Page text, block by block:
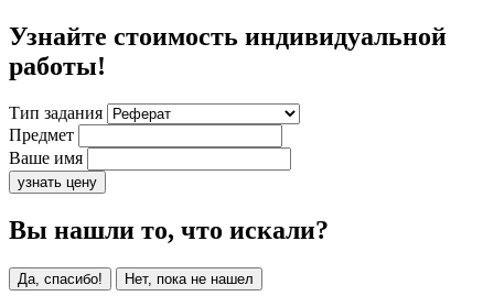
Узнайте стоимость индивидуальной
работы!
Тип задания
Предмет
Ваше имя
узнать цену
Вы нашли то, что искали?
Да, спасибо! Нет, пока не нашел